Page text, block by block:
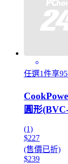
任選1件享
圓形
(1)
$227
(售價已折)
$239